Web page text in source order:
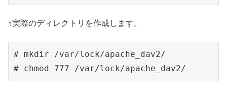
↑実際のディレクトリを作成します。
# mkdir /var/lock/apache_dav2/
# chmod 777 /var/lock/apache_dav2/